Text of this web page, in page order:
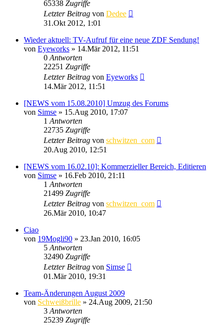
65338 Zugriffe
Letzter Beitrag von Dedee
31.Okt 2012, 1:01
Wieder aktuell: TV-Aufruf für eine neue ZDF Sendung!
von Eyeworks » 14.Mär 2012, 11:51
0 Antworten
22251 Zugriffe
Letzter Beitrag von Eyeworks
14.Mär 2012, 11:51
[NEWS vom 15.08.2010] Umzug des Forums
von Simse » 15.Aug 2010, 17:07
1 Antworten
22735 Zugriffe
Letzter Beitrag von schwitzen_com
20.Aug 2010, 12:51
[NEWS vom 16.02.10]: Kommerzieller Bereich, Editieren
von Simse » 16.Feb 2010, 21:11
1 Antworten
21499 Zugriffe
Letzter Beitrag von schwitzen_com
26.Mär 2010, 10:47
Ciao
von 19Mogli90 » 23.Jan 2010, 16:05
5 Antworten
32490 Zugriffe
Letzter Beitrag von Simse
01.Mär 2010, 19:31
Team-Änderungen August 2009
von Schweißbrille » 24.Aug 2009, 21:50
3 Antworten
25239 Zugriffe